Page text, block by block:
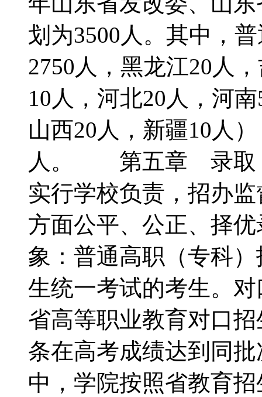
划为3500人。其中，
2750人，黑龙江20人
10人，河北20人，河
山西20人，新疆10人
人。 第五章 录取
实行学校负责，招办
方面公平、公正、择
象：普通高职（专科
生统一考试的考生。
省高等职业教育对口
条在高考成绩达到同
中，学院按照省教育